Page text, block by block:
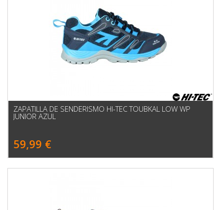
ZAPATILLA DE SENDERISMO HI-TEC TOUBKAL LOW WP
JUNIOR AZUL
59,99 €